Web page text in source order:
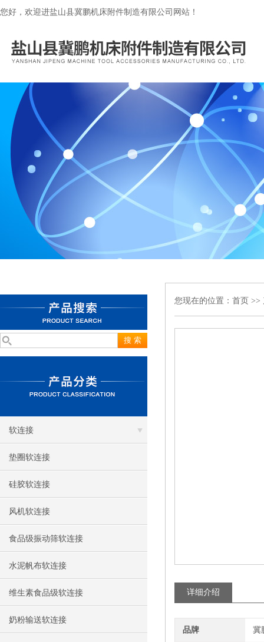
您好，欢迎进盐山县冀鹏机床附件制造有限公司网站！
软连接
垫圈软连接
硅胶软连接
风机软连接
食品级振动筛软连接
水泥帆布软连接
维生素食品级软连接
奶粉输送软连接
您现在的位置： 首页 >>
详细介绍
品牌 冀